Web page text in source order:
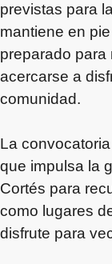
previstas para
mantiene en
preparado para
acercarse a
comunidad.
La
que impulsa la
Cortés para
como lugares
disfrute para